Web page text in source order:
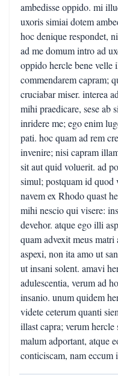
ambedisse oppido. mi
uxoris simiai dotem
hoc denique respondet,
ad me domum intro ad
oppido hercle bene velle
commendarem capram;
cruciabar miser. interea
mihi praedicare, sese ab
inridere me; ego enim
pati. hoc quam ad rem
invenire; nisi capram
sit aut quid voluerit. ad
simul; postquam id quod
navem ex Rhodo quast
mihi nescio qui visere:
devehor. atque ego illi
quam advexit meus
aspexi, non ita amo ut
ut insani solent. amavi
adulescentia, verum ad
insanio. unum quidem
videte ceterum quanti
illast capra; verum
malum adportant, atque
conticiscam, nam eccum